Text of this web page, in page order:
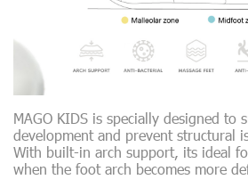
MAGO KIDS is specially designed to
development and prevent structural
With built-in arch support, its ideal
when the foot arch becomes more